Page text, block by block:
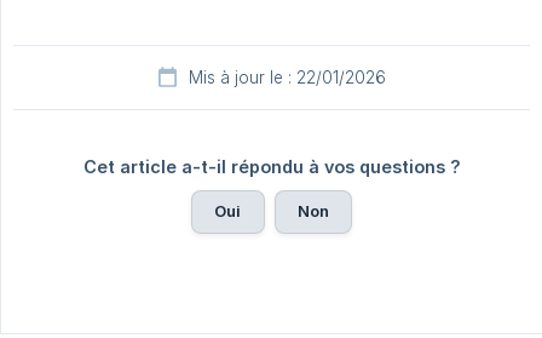
Mis à jour le : 22/01/2026
Cet article a-t-il répondu à vos questions ?
Oui Non